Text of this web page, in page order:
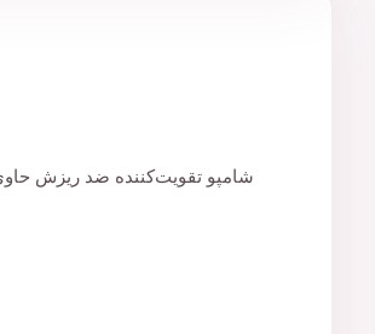
شامپو تقویت‌کننده ضد ریزش